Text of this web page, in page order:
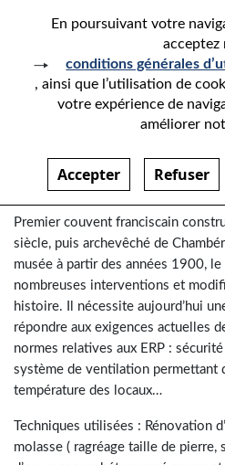
En poursuivant votre
acceptez
conditions générales
, ainsi que l’utilisation de
votre expérience de
améliorer
Accepter Refuser
RÉNOVATION
SAVOISIEN À
Paragraphes
Premier couvent franciscain
siècle, puis archevêché de
musée à partir des années 1900,
nombreuses interventions et
histoire. Il nécessite aujourd’hui
répondre aux exigences actuelles
normes relatives aux ERP :
système de ventilation permettant
température des locaux…
Techniques utilisées : Rénovation
molasse ( ragréage taille de pierre,